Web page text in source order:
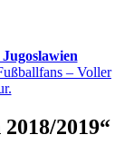
– Voller
2019“